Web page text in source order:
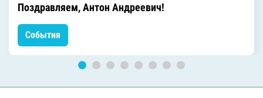
Поздравляем, Антон Андреевич!
События